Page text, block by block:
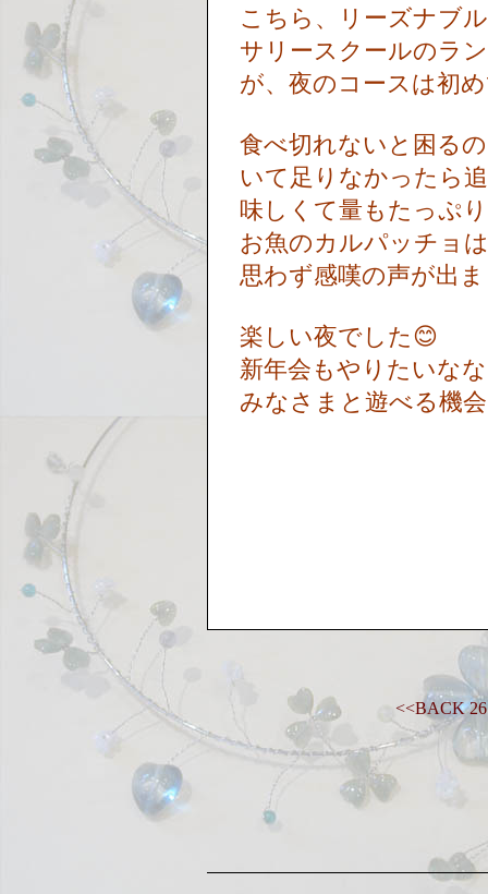
こちら、リーズナブ
サリースクールのラ
が、夜のコースは初
食べ切れないと困る
いて足りなかったら
味しくて量もたっぷ
お魚のカルパッチョ
思わず感嘆の声が出
楽しい夜でした😊
新年会もやりたいな
みなさまと遊べる機
<<BACK